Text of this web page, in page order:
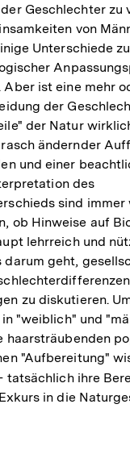
Geschlechter zu
von
Unterschiede
Aber ist eine mehr
der
der Natur
ändernder
und einer
des
sind
ob Hinweise auf
lehrreich und
darum geht,
zu diskutieren.
"weiblich" und
haarsträubenden
"Aufbereitung"
tatsächlich ihre
in die